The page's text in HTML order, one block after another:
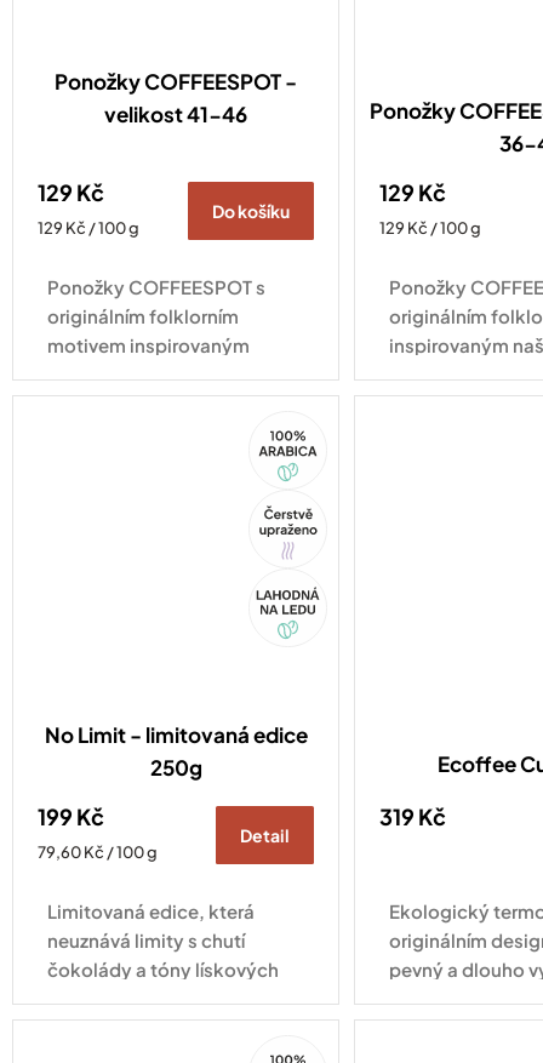
Ponožky COFFEESPOT -
velikost 41-46
129 Kč
Měrná
129 Kč / 100 g
Do košíku
Ponožky COFFEESPOT s
originálním folklorním
motivem inspirovaným
naší espresso směsí Ta naša
nekyselá dodají šmrnc
Ponožky
36-
129 Kč
Měrná
129 Kč / 100 g
Ponožky
originálním
inspirovaným
směsí Ta naša
šmrnc každému
Tip
Arabica
No Limit - limitovaná edice
250g
199 Kč
Měrná
79,60 Kč / 100 g
Detail
Limitovaná edice, která
neuznává limity s chutí
čokolády a tóny lískových
oříšků.
Ecoffee
319 Kč
Ekologický
originálním
pevný a dlouho
pro každodenní